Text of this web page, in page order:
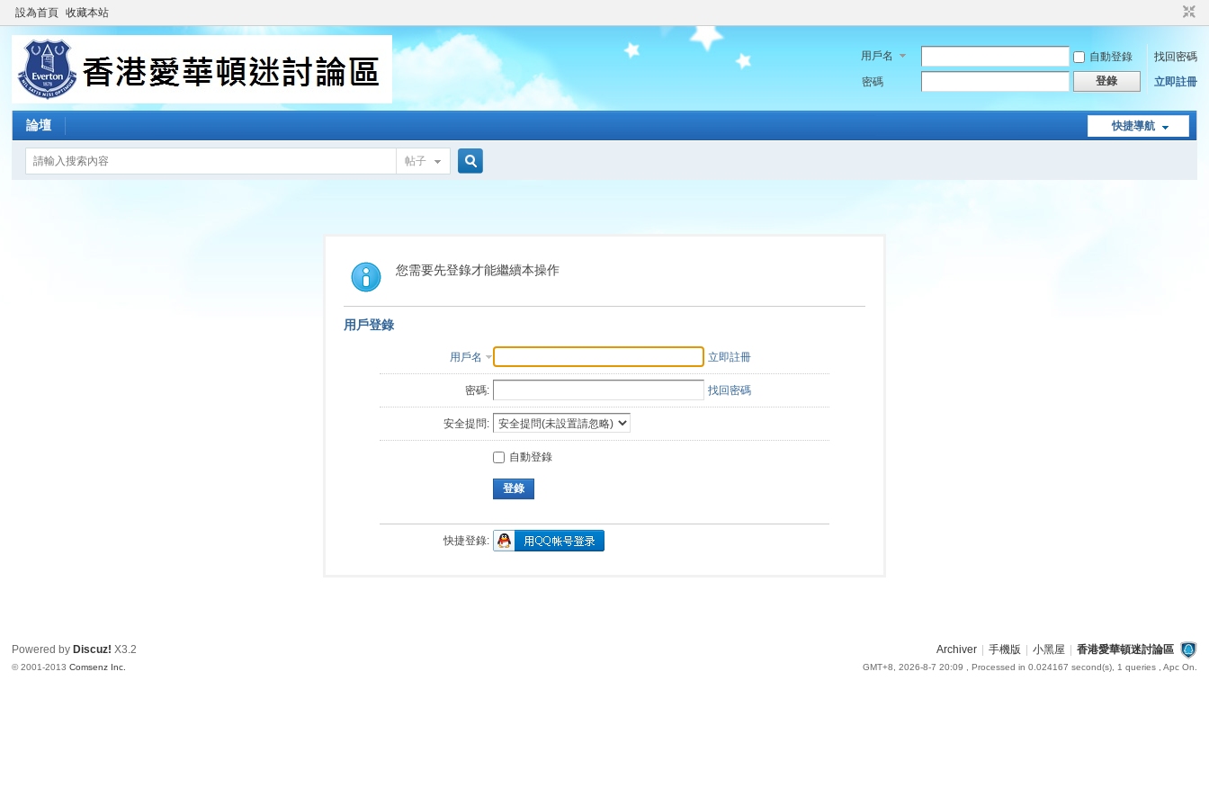
設為首頁 收藏本站
用戶名 自動登錄
找回密碼
密碼
登錄 立即註冊
快捷導航
論壇
帖子
索
您需要先登錄才能繼續本操作
用戶登錄
用戶名 立即註冊
密碼: 找回密碼
安全提問:
自動登錄
登錄
快捷登錄:
Archiver 手機版 小黑屋 香港愛華頓迷討論區
GMT+8, 2026-8-7 20:09 , Processed in 0.024167 second(s), 1 queries , Apc On.
Powered by Discuz! X3.2
© 2001-2013Comsenz Inc.